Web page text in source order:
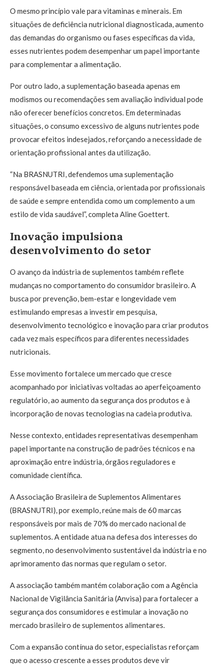
O mesmo princípio vale para vitaminas e minerais. Em
situações de deficiência nutricional diagnosticada, aumento
das demandas do organismo ou fases específicas da vida,
esses nutrientes podem desempenhar um papel importante
para complementar a alimentação.
Por outro lado, a suplementação baseada apenas em
modismos ou recomendações sem avaliação individual pode
não oferecer benefícios concretos. Em determinadas
situações, o consumo excessivo de alguns nutrientes pode
provocar efeitos indesejados, reforçando a necessidade de
orientação profissional antes da utilização.
“Na BRASNUTRI, defendemos uma suplementação
responsável baseada em ciência, orientada por profissionais
de saúde e sempre entendida como um complemento a um
estilo de vida saudável”, completa Aline Goettert.
Inovação impulsiona
desenvolvimento do setor
O avanço da indústria de suplementos também reflete
mudanças no comportamento do consumidor brasileiro. A
busca por prevenção, bem-estar e longevidade vem
estimulando empresas a investir em pesquisa,
desenvolvimento tecnológico e inovação para criar produtos
cada vez mais específicos para diferentes necessidades
nutricionais.
Esse movimento fortalece um mercado que cresce
acompanhado por iniciativas voltadas ao aperfeiçoamento
regulatório, ao aumento da segurança dos produtos e à
incorporação de novas tecnologias na cadeia produtiva.
Nesse contexto, entidades representativas desempenham
papel importante na construção de padrões técnicos e na
aproximação entre indústria, órgãos reguladores e
comunidade científica.
A Associação Brasileira de Suplementos Alimentares
(BRASNUTRI), por exemplo, reúne mais de 60 marcas
responsáveis por mais de 70% do mercado nacional de
suplementos. A entidade atua na defesa dos interesses do
segmento, no desenvolvimento sustentável da indústria e no
aprimoramento das normas que regulam o setor.
A associação também mantém colaboração com a Agência
Nacional de Vigilância Sanitária (Anvisa) para fortalecer a
segurança dos consumidores e estimular a inovação no
mercado brasileiro de suplementos alimentares.
Com a expansão contínua do setor, especialistas reforçam
que o acesso crescente a esses produtos deve vir